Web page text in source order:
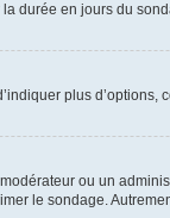
durée en jours du
plus d’options,
ou un
le sondage.